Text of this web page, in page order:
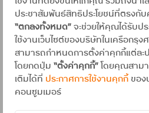
ประชาสัมพันธ์สิทธิประโยชน์ที่ตรงกั
“ตกลงทั้งหมด”จะช่วยให้คุณได้รับป
ใช้งานเว็บไซต์ของบริษัทในเครือก
สามารถกำหนดการตั้งค่าคุกกี้แต่ละ
โดยกดปุ่ม “ตั้งค่าคุกกี้”โดยคุณสาม
เติมได้ที่ ประกาศการใช้งานคุกกี้ ของ
คอนซูมเมอร์
การบริหารเวลา ในการทำงานแ
นาที การทำงานวิธีนี้จะช่วยให้คุ
เร็วขึ้น เพราะไม่ว่อกแว่ก เพิ่มสม
อาการสมอง burnout ได้